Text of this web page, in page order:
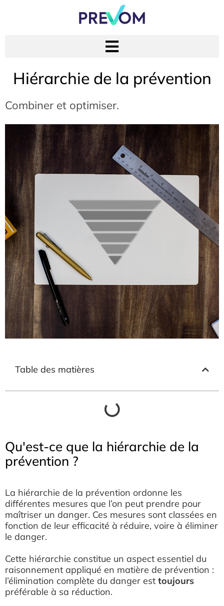
Hiérarchie de la prévention
Combiner et optimiser.
Table des matières
Qu'est-ce que la hiérarchie de la
prévention ?
La hiérarchie de la prévention ordonne les
différentes mesures que l’on peut prendre pour
maîtriser un danger. Ces mesures sont classées en
fonction de leur efficacité à réduire, voire à éliminer
le danger.
Cette hiérarchie constitue un aspect essentiel du
raisonnement appliqué en matière de prévention :
l’élimination complète du danger est toujours
préférable à sa réduction.